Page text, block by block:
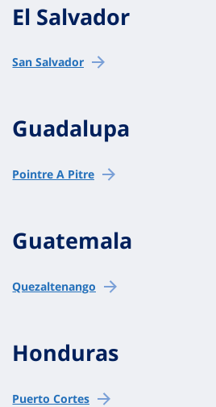
El Salvador
San Salvador
Guadalupa
Pointre A Pitre
Guatemala
Quezaltenango
Honduras
Puerto Cortes